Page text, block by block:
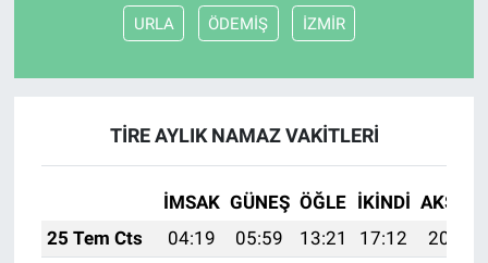
URLA ÖDEMİŞ İZMİR
TİRE AYLIK NAMAZ VAKITLERI
İMSAK GÜNEŞ ÖĞLE İKINDI AKŞAM
25 Tem Cts
04:19 05:59 13:21 17:12
20:33